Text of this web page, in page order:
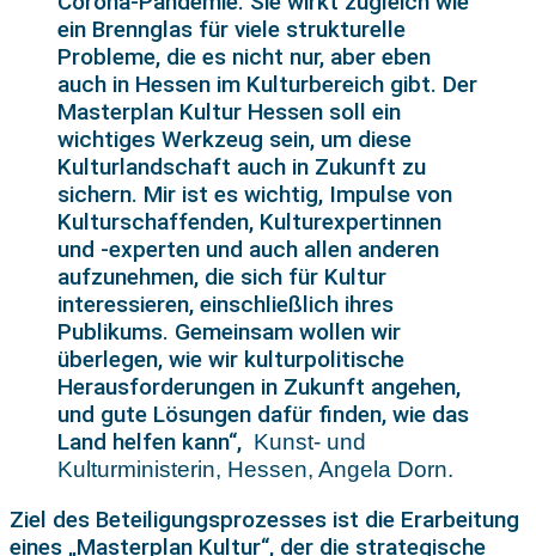
ein Brennglas für viele strukturelle
Probleme, die es nicht nur, aber eben
auch in Hessen im Kulturbereich gibt. Der
Masterplan Kultur Hessen soll ein
wichtiges Werkzeug sein, um diese
Kulturlandschaft auch in Zukunft zu
sichern. Mir ist es wichtig, Impulse von
Kulturschaffenden, Kulturexpertinnen
und -experten und auch allen anderen
aufzunehmen, die sich für Kultur
interessieren, einschließlich ihres
Publikums. Gemeinsam wollen wir
überlegen, wie wir kulturpolitische
Herausforderungen in Zukunft angehen,
und gute Lösungen dafür finden, wie das
Land helfen kann“, Kunst- und
Kulturministerin, Hessen, Angela Dorn.
Ziel des Beteiligungsprozesses ist die Erarbeitung
eines „Masterplan Kultur“, der die strategische